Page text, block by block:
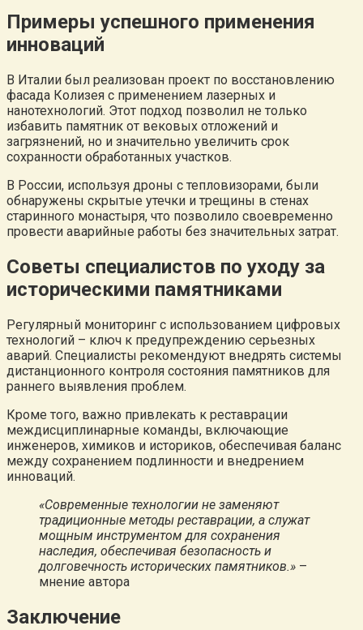
Примеры успешного применения
инноваций
В Италии был реализован проект по восстановлению
фасада Колизея с применением лазерных и
нанотехнологий. Этот подход позволил не только
избавить памятник от вековых отложений и
загрязнений, но и значительно увеличить срок
сохранности обработанных участков.
В России, используя дроны с тепловизорами, были
обнаружены скрытые утечки и трещины в стенах
старинного монастыря, что позволило своевременно
провести аварийные работы без значительных затрат.
Советы специалистов по уходу за
историческими памятниками
Регулярный мониторинг с использованием цифровых
технологий – ключ к предупреждению серьезных
аварий. Специалисты рекомендуют внедрять системы
дистанционного контроля состояния памятников для
раннего выявления проблем.
Кроме того, важно привлекать к реставрации
междисциплинарные команды, включающие
инженеров, химиков и историков, обеспечивая баланс
между сохранением подлинности и внедрением
инноваций.
«Современные технологии не заменяют
традиционные методы реставрации, а служат
мощным инструментом для сохранения
наследия, обеспечивая безопасность и
долговечность исторических памятников.» –
мнение автора
Заключение